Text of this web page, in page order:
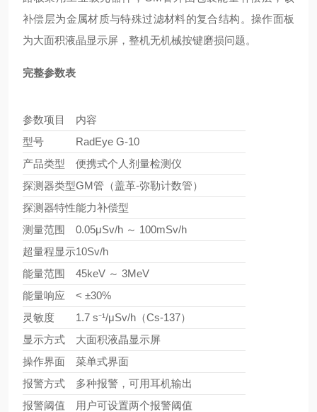
补偿层为金属材质与特殊过滤材料的复合结构。操作面板
为大面积液晶显示屏，整机无机械按键磨损问题。
完整参数表
参数项目
内容
型号
RadEye G-10
产品类型
便携式个人剂量检测仪
探测器类型GM管（盖革-弥勒计数管）
探测器特性能力补偿型
测量范围
0.05μSv/h ～ 100mSv/h
超量程显示10Sv/h
能量范围
45keV ～ 3MeV
能量响应
< ±30%
灵敏度
1.7 s⁻¹/μSv/h（Cs-137）
显示方式
大面积液晶显示屏
操作界面
菜单式界面
报警方式
多种报警，可用耳机输出
报警阈值
用户可设置两个报警阈值